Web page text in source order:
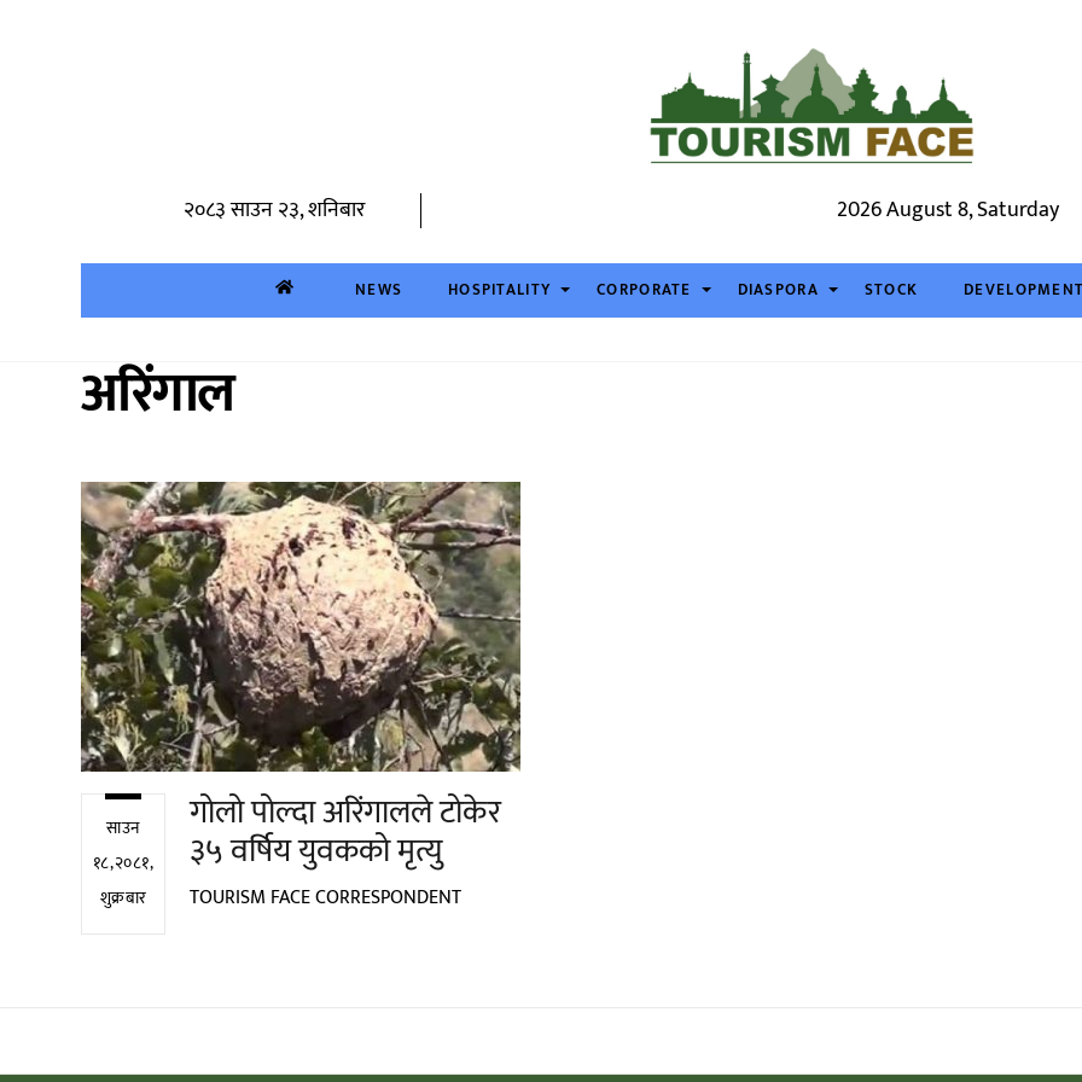
२०८३ साउन २३, शनिबार 2026 August 8, Saturday
NEWS HOSPITALITY CORPORATE DIASPORA STOCK DEVELOPMENT
अरिंगाल
साउन
१८,२०८१,
शुक्रबार
गोलो पोल्दा अरिंगालले टोकेर
३५ वर्षिय युवकको मृत्यु
TOURISM FACE CORRESPONDENT